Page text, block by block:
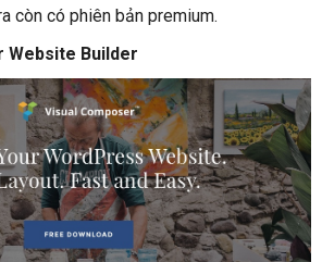
còn có phiên bản premium.
Website Builder